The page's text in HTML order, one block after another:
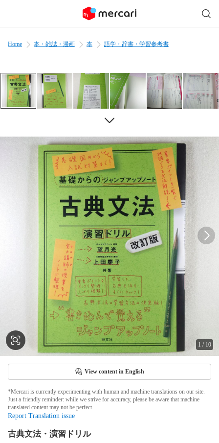
Home 本・雑誌・漫画 本 語学・辞書・学習参考書
1 / 10
View content in English
*Mercari is currently experimenting with human and machine translations on our site.
Just a friendly reminder: while we strive for accuracy, please be aware that machine
translated content may not be perfect.
Report Translation issue
古典文法・演習ドリル